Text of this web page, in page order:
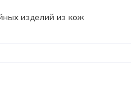
изделий из кож